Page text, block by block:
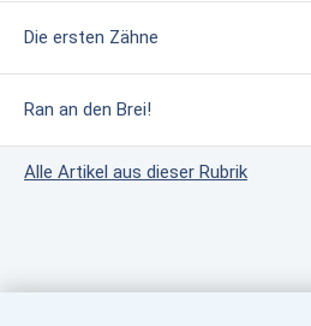
Die ersten Zähne
Ran an den Brei!
Alle Artikel aus dieser Rubrik